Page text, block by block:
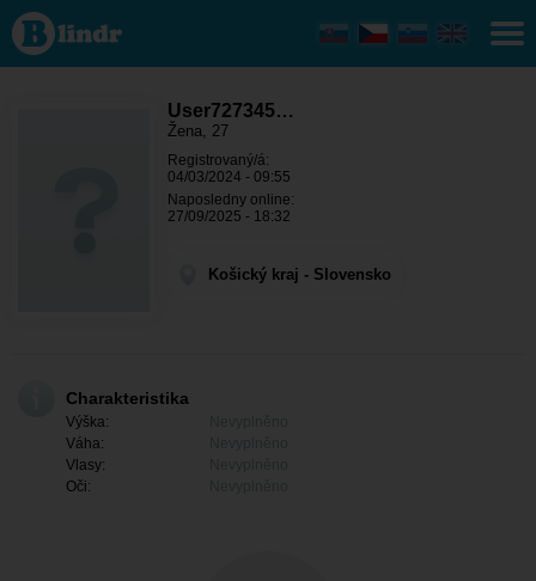
User727345889
- Ona hledá
někoho
Košický kraj -
User727345…
Žena, 27
Registrovaný/á:
04/03/2024 - 09:55
Naposledny online:
27/09/2025 - 18:32
Košický kraj - Slovensko
Charakteristika
Výška:
Váha:
Vlasy:
Oči: